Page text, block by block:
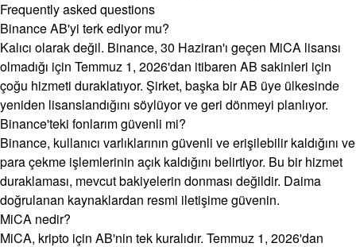
Frequently asked questions
Binance AB'yi terk ediyor mu?
Kalıcı olarak değil. Binance, 30 Haziran'ı geçen MiCA lisansı
olmadığı için Temmuz 1, 2026'dan itibaren AB sakinleri için
çoğu hizmeti duraklatıyor. Şirket, başka bir AB üye ülkesinde
yeniden lisanslandığını söylüyor ve geri dönmeyi planlıyor.
Binance'teki fonlarım güvenli mi?
Binance, kullanıcı varlıklarının güvenli ve erişilebilir kaldığını ve
para çekme işlemlerinin açık kaldığını belirtiyor. Bu bir hizmet
duraklaması, mevcut bakiyelerin donması değildir. Daima
doğrulanan kaynaklardan resmi iletişime güvenin.
MiCA nedir?
MiCA, kripto için AB'nin tek kuralıdır. Temmuz 1, 2026'dan